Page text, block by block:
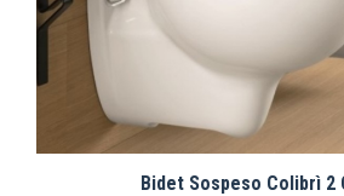
Bidet Sospeso Colibrì 2